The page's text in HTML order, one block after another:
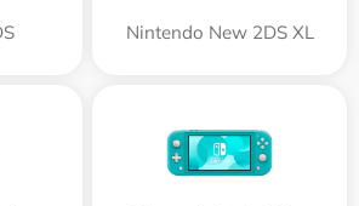
Nintendo New 2DS XL